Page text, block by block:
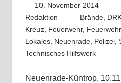
10. November 2014
Redaktion
Brände
Kreuz, Feuerwehr,
Lokales, Neuenrade, Polizei,
Technisches Hilfswerk
​Neuenrade-Küntrop,